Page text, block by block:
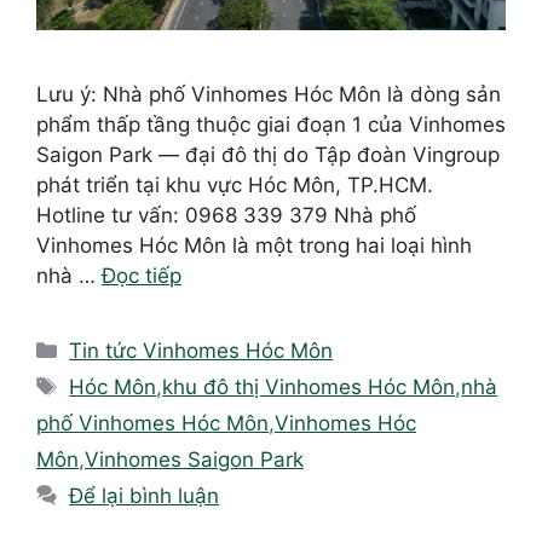
Lưu ý: Nhà phố Vinhomes Hóc Môn là dòng sản
phẩm thấp tầng thuộc giai đoạn 1 của Vinhomes
Saigon Park — đại đô thị do Tập đoàn Vingroup
phát triển tại khu vực Hóc Môn, TP.HCM.
Hotline tư vấn: 0968 339 379 Nhà phố
Vinhomes Hóc Môn là một trong hai loại hình
nhà …Đọc tiếp
Danh
mục
Tin tức Vinhomes Hóc Môn
Thẻ
Hóc Môn,khu đô thị Vinhomes Hóc Môn,nhà
phố Vinhomes Hóc Môn,Vinhomes Hóc
Môn,Vinhomes Saigon Park
Để lại bình luận